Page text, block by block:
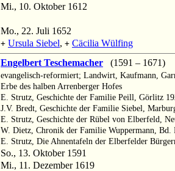
Mi., 10. Oktober 1612
Mo., 22. Juli 1652
+ Ursula Siebel, + Cäcilia Wülfing
Engelbert Teschemacher (1591 – 1671)
evangelisch-reformiert; Landwirt, Kaufmann,
Erbe des halben Arrenberger Hofes
E. Strutz, Geschichte der Familie Peill, Görlitz
J.V. Bredt, Geschichte der Familie Siebel,
E. Strutz, Geschichte der Rübel von Elberfeld,
W. Dietz, Chronik der Familie Wuppermann, Bd.
E. Strutz, Die Ahnentafeln der Elberfelder
So., 13. Oktober 1591
Mi., 11. Dezember 1619